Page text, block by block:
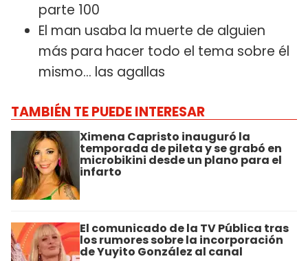
parte 100
El man usaba la muerte de alguien
más para hacer todo el tema sobre él
mismo… las agallas
TAMBIÉN TE PUEDE INTERESAR
Ximena Capristo inauguró la
temporada de pileta y se grabó en
microbikini desde un plano para el
infarto
El comunicado de la TV Pública tras
los rumores sobre la incorporación
de Yuyito González al canal